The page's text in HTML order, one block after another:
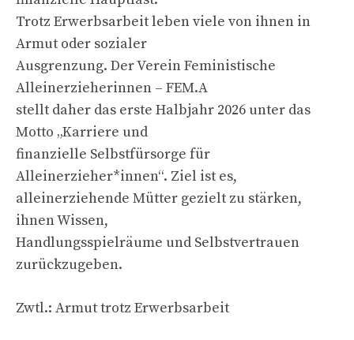
Trotz Erwerbsarbeit leben viele von ihnen in
Armut oder sozialer
Ausgrenzung. Der Verein Feministische
Alleinerzieherinnen – FEM.A
stellt daher das erste Halbjahr 2026 unter das
Motto „Karriere und
finanzielle Selbstfürsorge für
Alleinerzieher*innen“. Ziel ist es,
alleinerziehende Mütter gezielt zu stärken,
ihnen Wissen,
Handlungsspielräume und Selbstvertrauen
zurückzugeben.
Zwtl.: Armut trotz Erwerbsarbeit